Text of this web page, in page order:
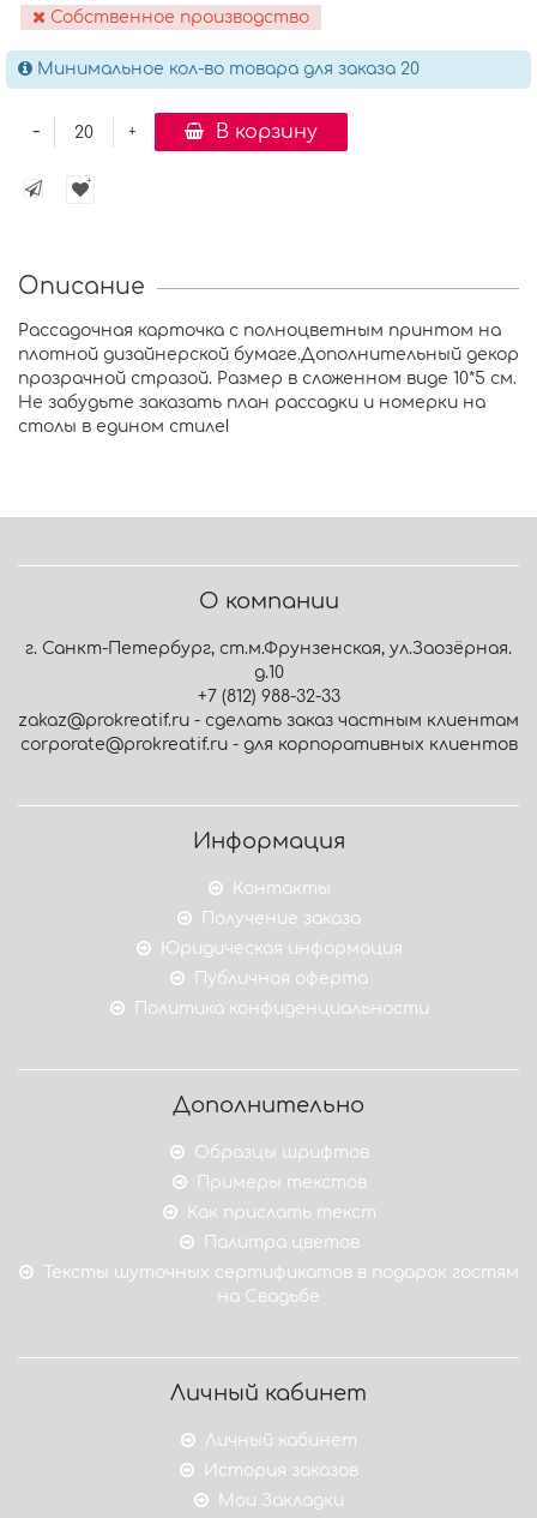
Собственное производство
Минимальное кол-во товара для заказа 20
+
- В корзину
Описание
Рассадочная карточка с полноцветным принтом на
плотной дизайнерской бумаге.Дополнительный декор
прозрачной стразой. Размер в сложенном виде 10*5 см.
Не забудьте заказать план рассадки и номерки на
столы в едином стиле!
О компании
г. Санкт-Петербург, ст.м.Фрунзенская, ул.Заозёрная.
д.10
+7 (812) 988-32-33
zakaz@prokreatif.ru - сделать заказ частным клиентам
corporate@prokreatif.ru - для корпоративных клиентов
Информация
Контакты
Получение заказа
Юридическая информация
Публичная оферта
Политика конфиденциальности
Дополнительно
Образцы шрифтов
Примеры текстов
Как прислать текст
Палитра цветов
Тексты шуточных сертификатов в подарок гостям
на Свадьбе
Личный кабинет
Личный кабинет
История заказов
Мои Закладки